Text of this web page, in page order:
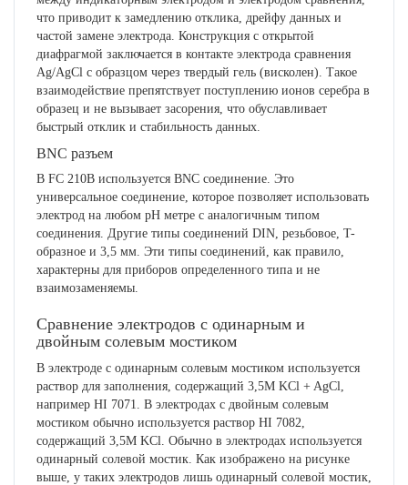
что приводит к замедлению отклика, дрейфу данных и
частой замене электрода. Конструкция с открытой
диафрагмой заключается в контакте электрода сравнения
Ag/AgCl с образцом через твердый гель (висколен). Такое
взаимодействие препятствует поступлению ионов серебра в
образец и не вызывает засорения, что обуславливает
быстрый отклик и стабильность данных.
BNC разъем
В FC 210B используется BNC соединение. Это
универсальное соединение, которое позволяет использовать
электрод на любом рН метре с аналогичным типом
соединения. Другие типы соединений DIN, резьбовое, T-
образное и 3,5 мм. Эти типы соединений, как правило,
характерны для приборов определенного типа и не
взаимозаменяемы.
Сравнение электродов с одинарным и
двойным солевым мостиком
В электроде с одинарным солевым мостиком используется
раствор для заполнения, содержащий 3,5М KCl + AgCl,
например HI 7071. В электродах с двойным солевым
мостиком обычно используется раствор HI 7082,
содержащий 3,5М KCl. Обычно в электродах используется
одинарный солевой мостик. Как изображено на рисунке
выше, у таких электродов лишь одинарный солевой мостик,